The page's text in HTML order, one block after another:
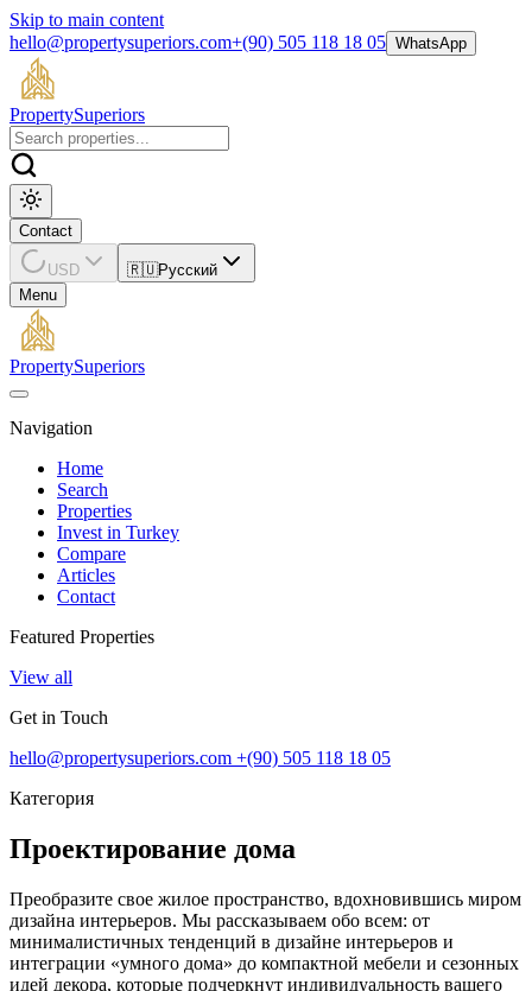
Skip to main content
hello@propertysuperiors.com+(90) 505 118 18 05 WhatsApp
PropertySuperiors
Contact
USD 🇷🇺Русский
Menu
PropertySuperiors
Navigation
Home
Search
Properties
Invest in Turkey
Compare
Articles
Contact
Featured Properties
View all
Get in Touch
hello@propertysuperiors.com +(90) 505 118 18 05
Категория
Проектирование дома
Преобразите свое жилое пространство, вдохновившись миром
дизайна интерьеров. Мы рассказываем обо всем: от
минималистичных тенденций в дизайне интерьеров и
интеграции «умного дома» до компактной мебели и сезонных
идей декора, которые подчеркнут индивидуальность вашего